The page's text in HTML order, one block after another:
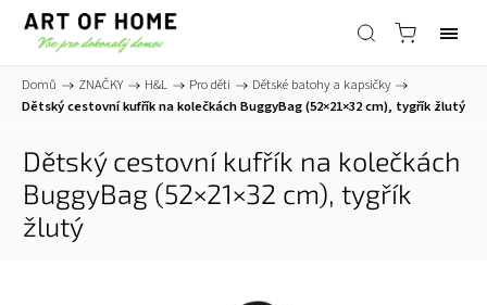
Domů / ZNAČKY / H&L / Pro děti / Dětské batohy a kapsičky /
Dětský cestovní kufřík na kolečkách BuggyBag (52×21×32 cm), tygřík žlutý
Dětský cestovní kufřík na kolečkách
BuggyBag (52×21×32 cm), tygřík
žlutý